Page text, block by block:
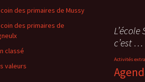
des primaires de Mussy
des primaires de
classé
valeurs
c’est …
Activités